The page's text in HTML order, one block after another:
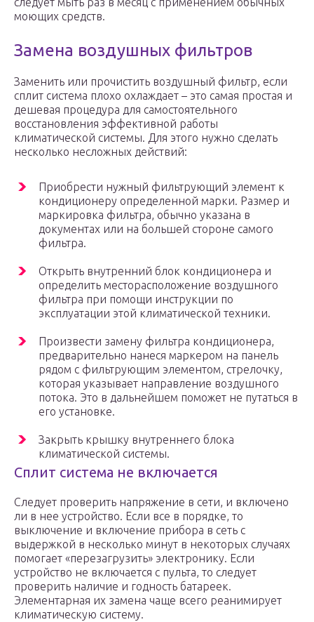
моющих средств.
Замена воздушных фильтров
Заменить или прочистить воздушный фильтр, если
сплит система плохо охлаждает – это самая простая и
дешевая процедура для самостоятельного
восстановления эффективной работы
климатической системы. Для этого нужно сделать
несколько несложных действий:
Приобрести нужный фильтрующий элемент к
кондиционеру определенной марки. Размер и
маркировка фильтра, обычно указана в
документах или на большей стороне самого
фильтра.
Открыть внутренний блок кондиционера и
определить месторасположение воздушного
фильтра при помощи инструкции по
эксплуатации этой климатической техники.
Произвести замену фильтра кондиционера,
предварительно нанеся маркером на панель
рядом с фильтрующим элементом, стрелочку,
которая указывает направление воздушного
потока. Это в дальнейшем поможет не путаться в
его установке.
Закрыть крышку внутреннего блока
климатической системы.
Сплит система не включается
Следует проверить напряжение в сети, и включено
ли в нее устройство. Если все в порядке, то
выключение и включение прибора в сеть с
выдержкой в несколько минут в некоторых случаях
помогает «перезагрузить» электронику. Если
устройство не включается с пульта, то следует
проверить наличие и годность батареек.
Элементарная их замена чаще всего реанимирует
климатическую систему.